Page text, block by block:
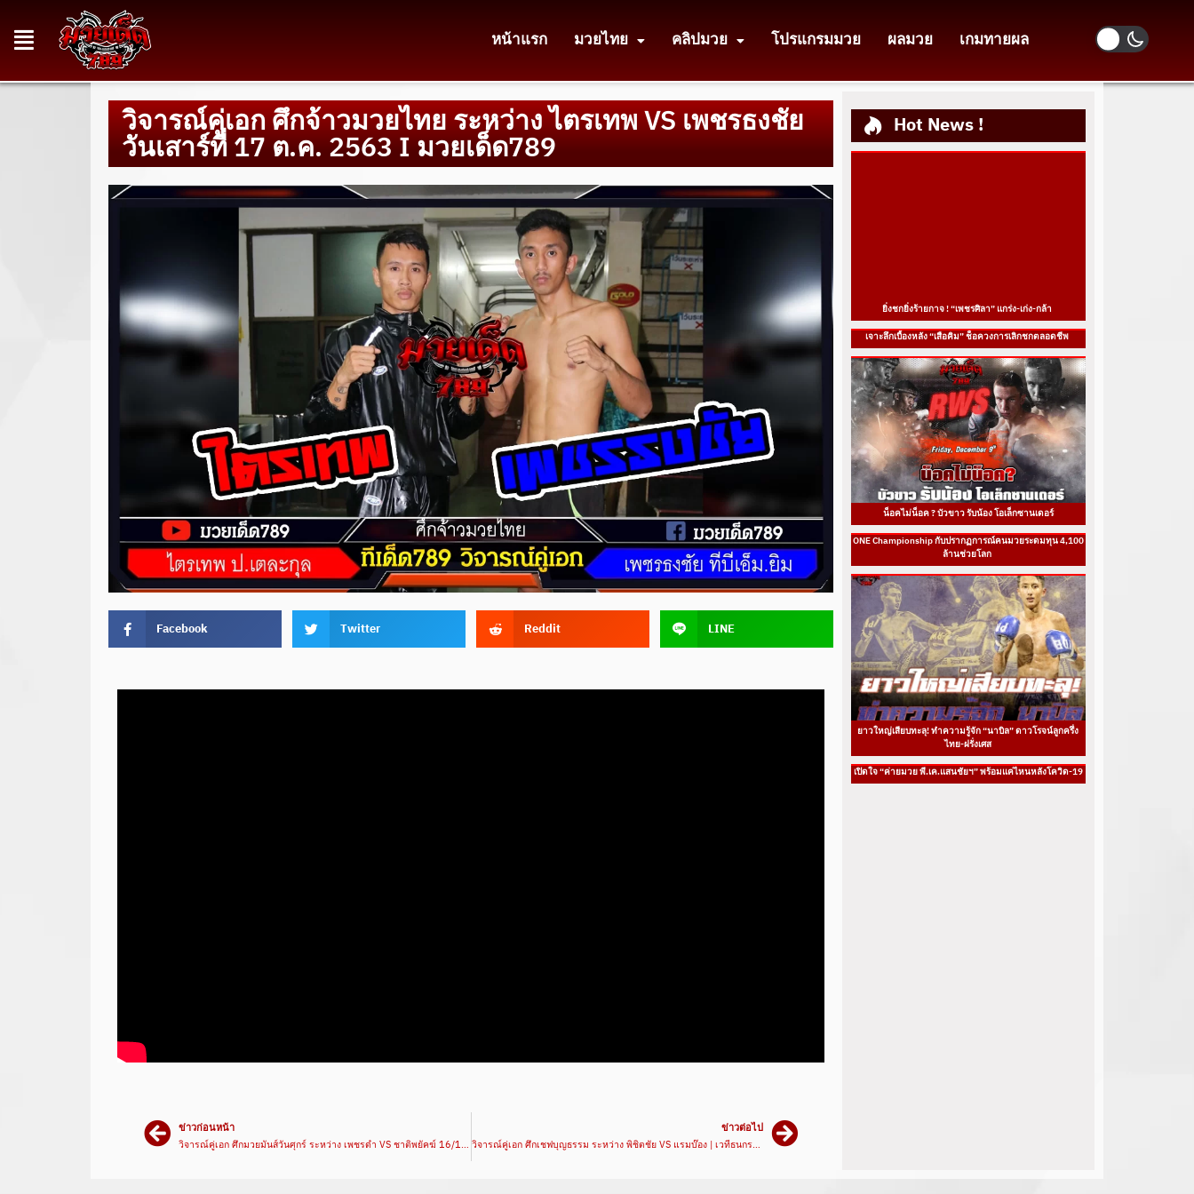
หน้าแรก มวยไทย คลิปมวย โปรแกรมมวย ผลมวย เกมทายผล
วิจารณ์คู่เอก ศึกจ้าวมวยไทย ระหว่าง ไตรเทพ VS เพชรธงชัย
วันเสาร์ที่ 17 ต.ค. 2563 I มวยเด็ด789
Facebook Twitter Reddit LINE
ข่าวก่อนหน้า
วิจารณ์คู่เอก ศึกมวยมันส์วันศุกร์ ระหว่าง เพชรดำ VS ชาติพยัคฆ์ 16/10/63 | มวยเด็ด789
ข่าวต่อไป
วิจารณ์คู่เอก ศึกเชฟบุญธรรม ระหว่าง พิชิตชัย VS แรมบ๊อง | เวทีธนกรสเตเดี้ยม 19/10/63 | มวยเด็ด789
Hot News !
ยิ่งชกยิ่งร้ายกาจ ! “เพชรศิลา” แกร่ง-เก่ง-กล้า
เจาะลึกเบื้องหลัง “เสือคิม” ช็อควงการเลิกชกตลอดชีพ
น็อคไม่น็อค ? บัวขาว รับน้อง โอเล็กซานเดอร์
ONE Championship กับปรากฏการณ์คนมวยระดมทุน 4,100
ล้านช่วยโลก
ยาวใหญ่เสียบทะลุ! ทำความรู้จัก “นาบิล” ดาวโรจน์ลูกครึ่ง
ไทย-ฝรั่งเศส
เปิดใจ “ค่ายมวย พี.เค.แสนชัยฯ” พร้อมแค่ไหนหลังโควิด-19